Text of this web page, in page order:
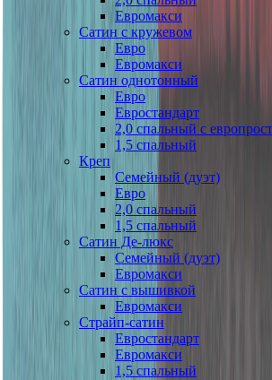
Евромакси
Сатин с кружевом
Евро
Евромакси
Сатин однотонный
Евро
Евростандарт
2,0 спальный с
1,5 спальный
Креп
Семейный (дуэт)
Евро
2,0 спальный
1,5 спальный
Сатин Де-люкс
Семейный (дуэт)
Евромакси
Сатин с вышивкой
Евромакси
Страйп-сатин
Евростандарт
Евромакси
1,5 спальный